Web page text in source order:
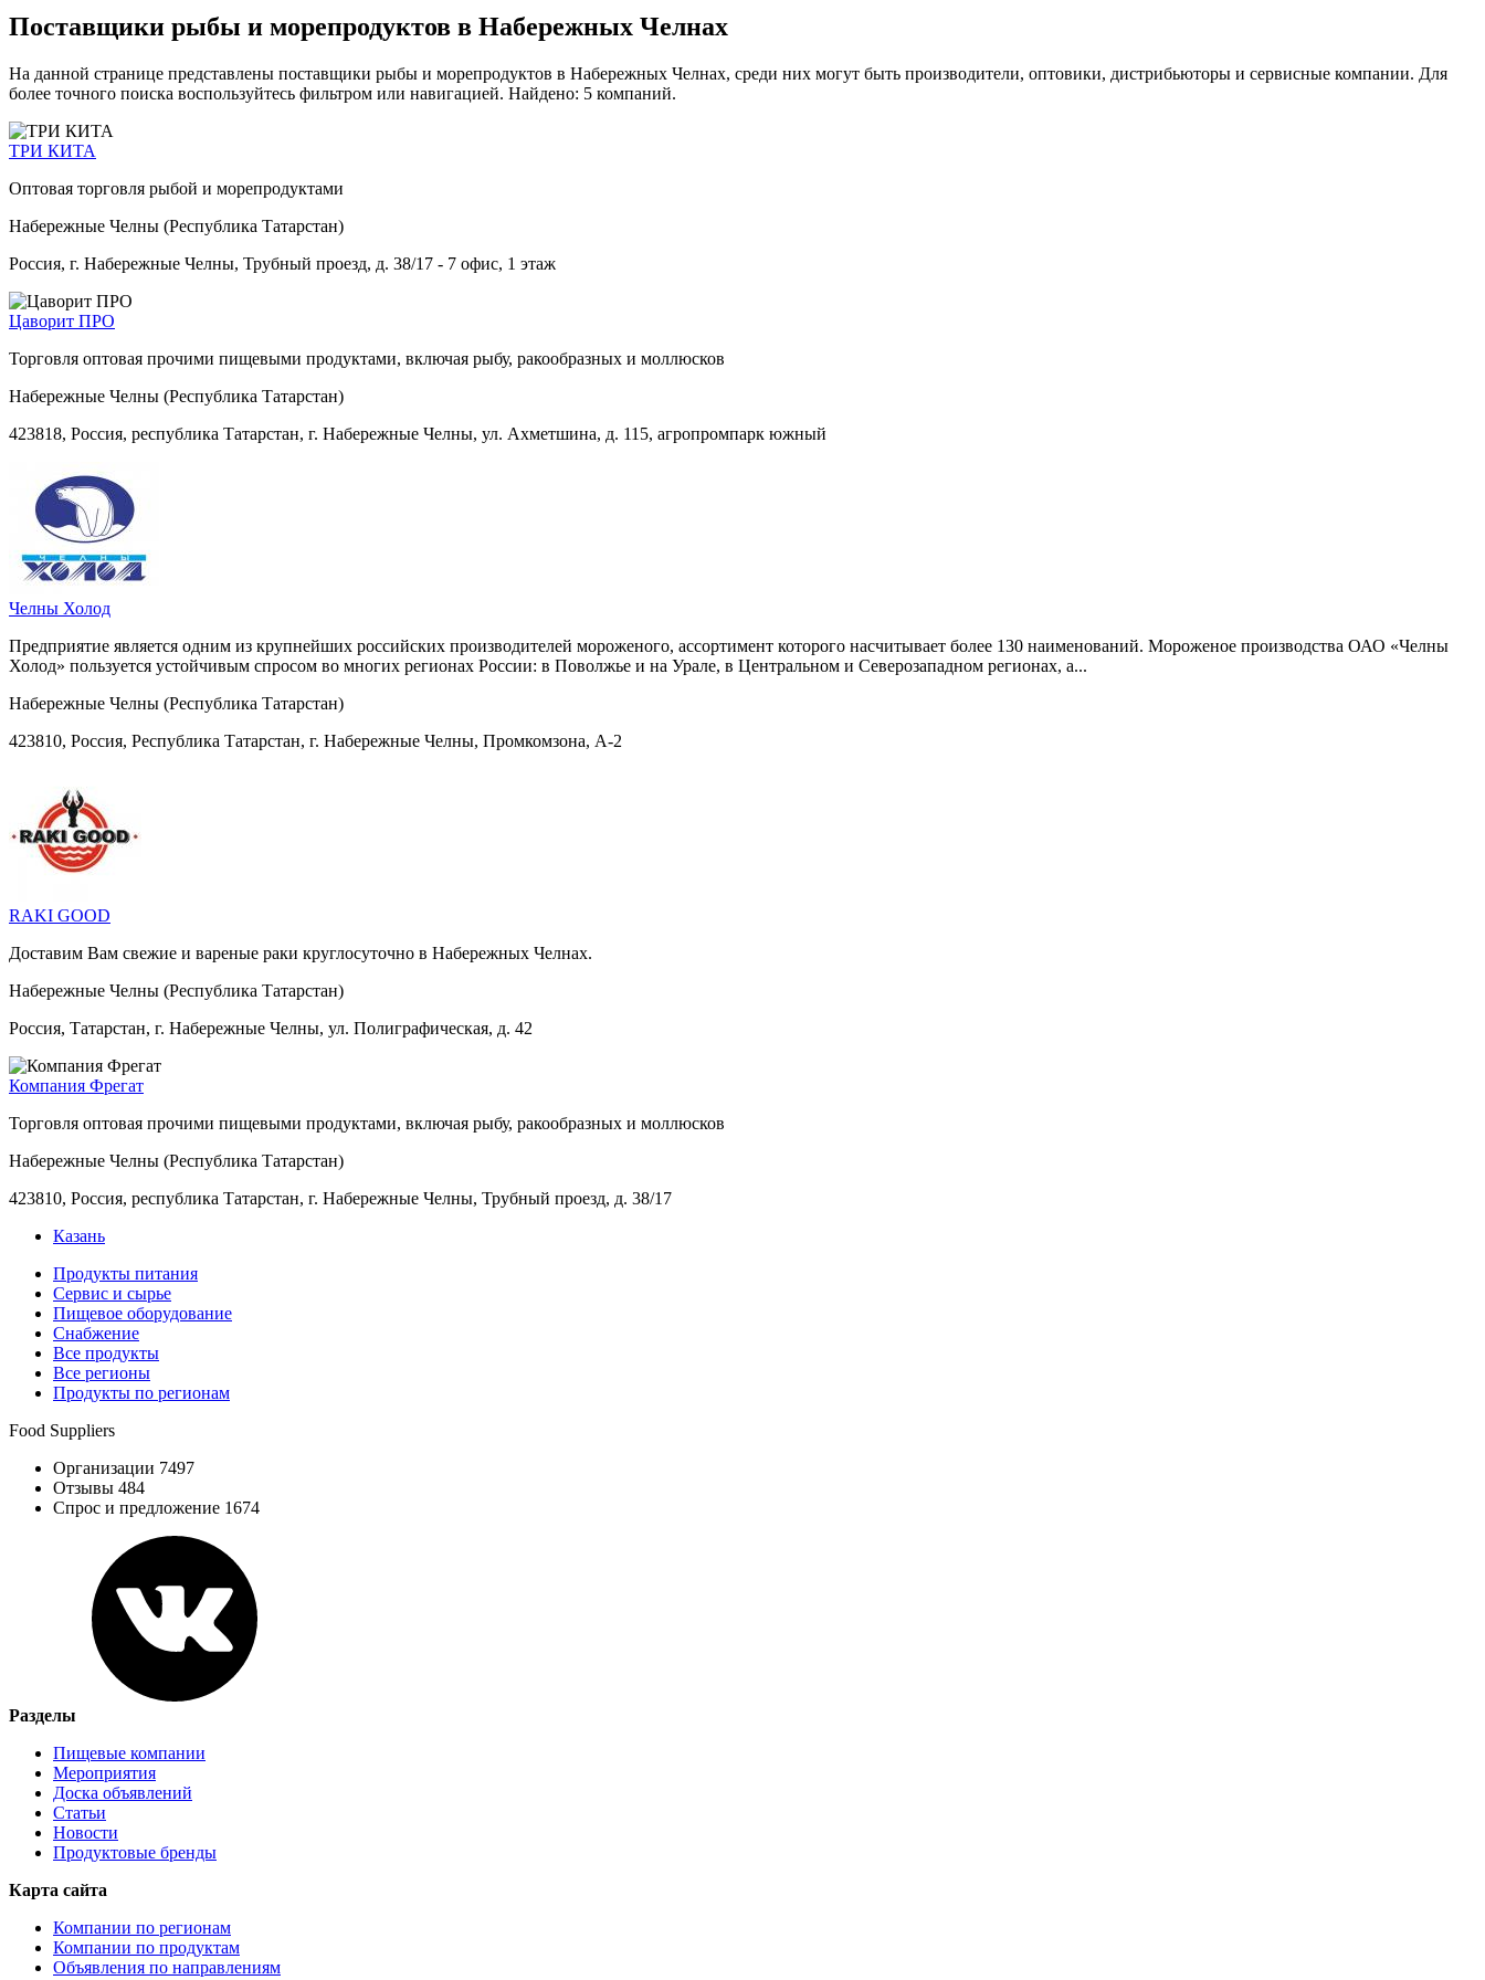
Поставщики рыбы и морепродуктов в Набережных Челнах
На данной странице представлены поставщики рыбы и морепродуктов в Набережных Челнах, среди них могут быть производители, оптовики, дистрибьюторы и сервисные компании. Для
более точного поиска воспользуйтесь фильтром или навигацией. Найдено: 5 компаний.
ТРИ КИТА
Оптовая торговля рыбой и морепродуктами
Набережные Челны (Республика Татарстан)
Россия, г. Набережные Челны, Трубный проезд, д. 38/17 - 7 офис, 1 этаж
Цаворит ПРО
Торговля оптовая прочими пищевыми продуктами, включая рыбу, ракообразных и моллюсков
Набережные Челны (Республика Татарстан)
423818, Россия, республика Татарстан, г. Набережные Челны, ул. Ахметшина, д. 115, агропромпарк южный
Челны Холод
Предприятие является одним из крупнейших российских производителей мороженого, ассортимент которого насчитывает более 130 наименований. Мороженое производства ОАО «Челны
Холод» пользуется устойчивым спросом во многих регионах России: в Поволжье и на Урале, в Центральном и Северозападном регионах, а...
Набережные Челны (Республика Татарстан)
423810, Россия, Республика Татарстан, г. Набережные Челны, Промкомзона, А-2
RAKI GOOD
Доставим Вам свежие и вареные раки круглосуточно в Набережных Челнах.
Набережные Челны (Республика Татарстан)
Россия, Татарстан, г. Набережные Челны, ул. Полиграфическая, д. 42
Компания Фрегат
Торговля оптовая прочими пищевыми продуктами, включая рыбу, ракообразных и моллюсков
Набережные Челны (Республика Татарстан)
423810, Россия, республика Татарстан, г. Набережные Челны, Трубный проезд, д. 38/17
Казань
Продукты питания
Сервис и сырье
Пищевое оборудование
Снабжение
Все продукты
Все регионы
Продукты по регионам
Food Suppliers
Организации 7497
Отзывы 484
Спрос и предложение 1674
Разделы
Пищевые компании
Мероприятия
Доска объявлений
Статьи
Новости
Продуктовые бренды
Карта сайта
Компании по регионам
Компании по продуктам
Объявления по направлениям